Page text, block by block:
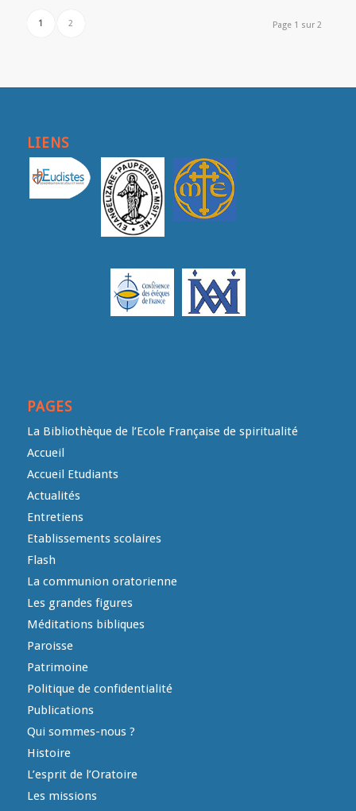
Page 1 sur 2
1 2
LIENS
PAGES
La Bibliothèque de l’Ecole Française de spiritualité
Accueil
Accueil Etudiants
Actualités
Entretiens
Etablissements scolaires
Flash
La communion oratorienne
Les grandes figures
Méditations bibliques
Paroisse
Patrimoine
Politique de confidentialité
Publications
Qui sommes-nous ?
Histoire
L’esprit de l’Oratoire
Les missions